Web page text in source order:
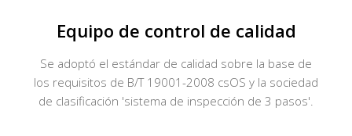
Equipo de control de calidad
Se adoptó el estándar de calidad sobre la base de
los requisitos de B/T 19001-2008 csOS y la sociedad
de clasificación 'sistema de inspección de 3 pasos'.